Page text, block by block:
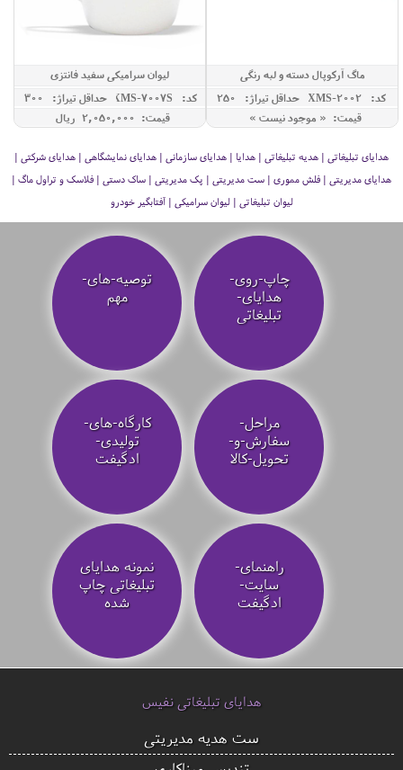
ماگ آرکوپال دسته و لبه رنگی
کد: XMS-2002
حداقل تيراژ: 250
قیمت: « موجود نیست »
لیوان سرامیکی سفید فانتزی
کد: XMS-7007S
حداقل تيراژ: 300
قیمت: 2,050,000 ريال
هدایای تبلیغاتی | هدیه تبلیغاتی | هدایا | هدایای سازمانی | هدایای نمایشگاهی | هدایای شرکتی |
هدایای مدیریتی | فلش مموری | ست مدیریتی | پک مدیریتی | ساک دستی | فلاسک و تراول ماگ |
لیوان تبلیغاتی | لیوان سرامیکی | آفتابگیر خودرو
چاپ-روی-
هدایای-
تبلیغاتی
توصیه‌-های-
مهم
مراحل-
سفارش-و-
تحویل-کالا
کارگاه-های-
تولیدی-
ادگیفت
راهنمای-
سایت-
ادگیفت
نمونه هدایای
تبلیغاتی چاپ
شده
هدایای تبلیغاتی نفیس
ست هدیه مدیریتی